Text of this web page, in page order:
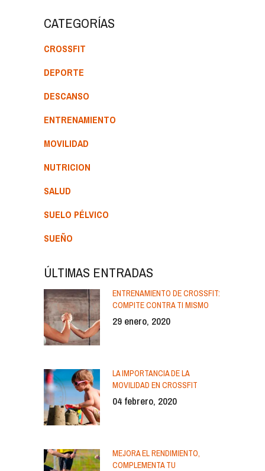
CATEGORÍAS
CROSSFIT
DEPORTE
DESCANSO
ENTRENAMIENTO
MOVILIDAD
NUTRICION
SALUD
SUELO PÉLVICO
SUEÑO
ÚLTIMAS ENTRADAS
ENTRENAMIENTO DE CROSSFIT:
COMPITE CONTRA TI MISMO
29 enero, 2020
LA IMPORTANCIA DE LA
MOVILIDAD EN CROSSFIT
04 febrero, 2020
MEJORA EL RENDIMIENTO,
COMPLEMENTA TU